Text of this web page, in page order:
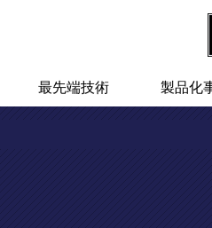
最先端技術 製品化